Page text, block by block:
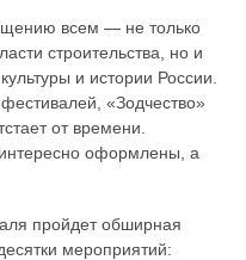
всем — не только
строительства, но и
и истории России.
«Зодчество»
от времени.
интересно оформлены, а
пройдет обширная
мероприятий: